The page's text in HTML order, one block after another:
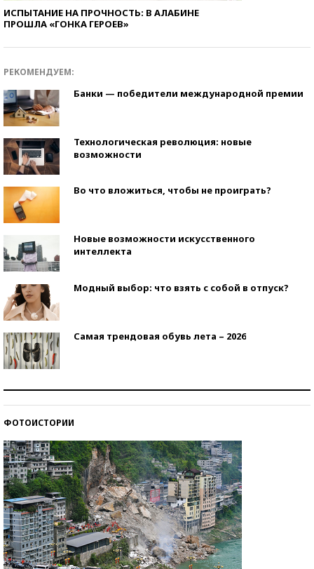
ИСПЫТАНИЕ НА ПРОЧНОСТЬ: В АЛАБИНЕ
ПРОШЛА «ГОНКА ГЕРОЕВ»
РЕКОМЕНДУЕМ:
Банки — победители международной премии
Технологическая революция: новые
возможности
Во что вложиться, чтобы не проиграть?
Новые возможности искусственного
интеллекта
Модный выбор: что взять с собой в отпуск?
Самая трендовая обувь лета – 2026
ФОТОИСТОРИИ